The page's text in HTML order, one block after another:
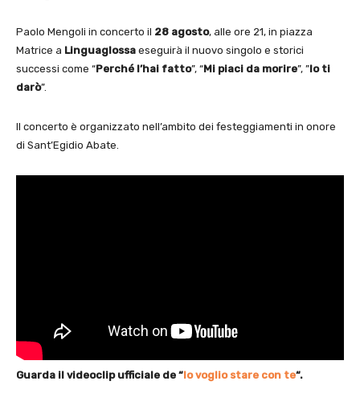
Paolo Mengoli in concerto il 28 agosto, alle ore 21, in piazza
Matrice a Linguaglossa eseguirà il nuovo singolo e storici
successi come “Perché l’hai fatto”, “Mi piaci da morire”, ”Io ti
darò”.
Il concerto è organizzato nell’ambito dei festeggiamenti in onore
di Sant’Egidio Abate.
Guarda il videoclip ufficiale de “Io voglio stare con te“.